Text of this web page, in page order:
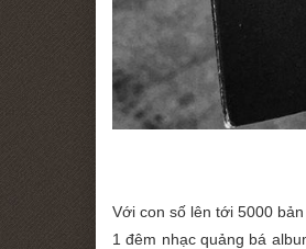
Với con số lên tới 5000
1 đêm nhạc quảng bá